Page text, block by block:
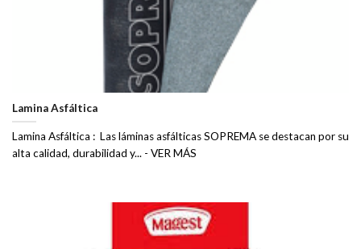
Lamina Asfáltica
Lamina Asfáltica : Las láminas asfálticas SOPREMA se destacan por su
alta calidad, durabilidad y... - VER MÁS